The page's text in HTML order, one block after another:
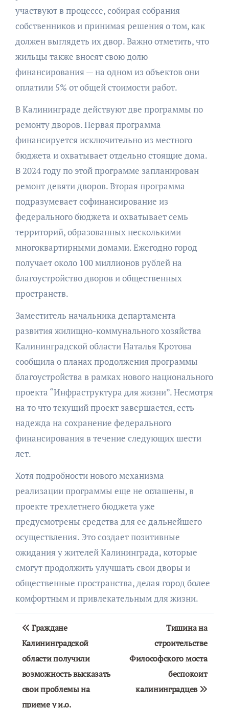
участвуют в процессе, собирая собрания
собственников и принимая решения о том, как
должен выглядеть их двор. Важно отметить, что
жильцы также вносят свою долю
финансирования — на одном из объектов они
оплатили 5% от общей стоимости работ.
В Калининграде действуют две программы по
ремонту дворов. Первая программа
финансируется исключительно из местного
бюджета и охватывает отдельно стоящие дома.
В 2024 году по этой программе запланирован
ремонт девяти дворов. Вторая программа
подразумевает софинансирование из
федерального бюджета и охватывает семь
территорий, образованных несколькими
многоквартирными домами. Ежегодно город
получает около 100 миллионов рублей на
благоустройство дворов и общественных
пространств.
Заместитель начальника департамента
развития жилищно-коммунального хозяйства
Калининградской области Наталья Кротова
сообщила о планах продолжения программы
благоустройства в рамках нового национального
проекта “Инфраструктура для жизни”. Несмотря
на то что текущий проект завершается, есть
надежда на сохранение федерального
финансирования в течение следующих шести
лет.
Хотя подробности нового механизма
реализации программы еще не оглашены, в
проекте трехлетнего бюджета уже
предусмотрены средства для ее дальнейшего
осуществления. Это создает позитивные
ожидания у жителей Калининграда, которые
смогут продолжить улучшать свои дворы и
общественные пространства, делая город более
комфортным и привлекательным для жизни.
Навигация
по
записям
Граждане
Калининградской
области получили
возможность высказать
свои проблемы на
приеме у и.о.
Тишина на
строительстве
Философского моста
беспокоит
калининградцев